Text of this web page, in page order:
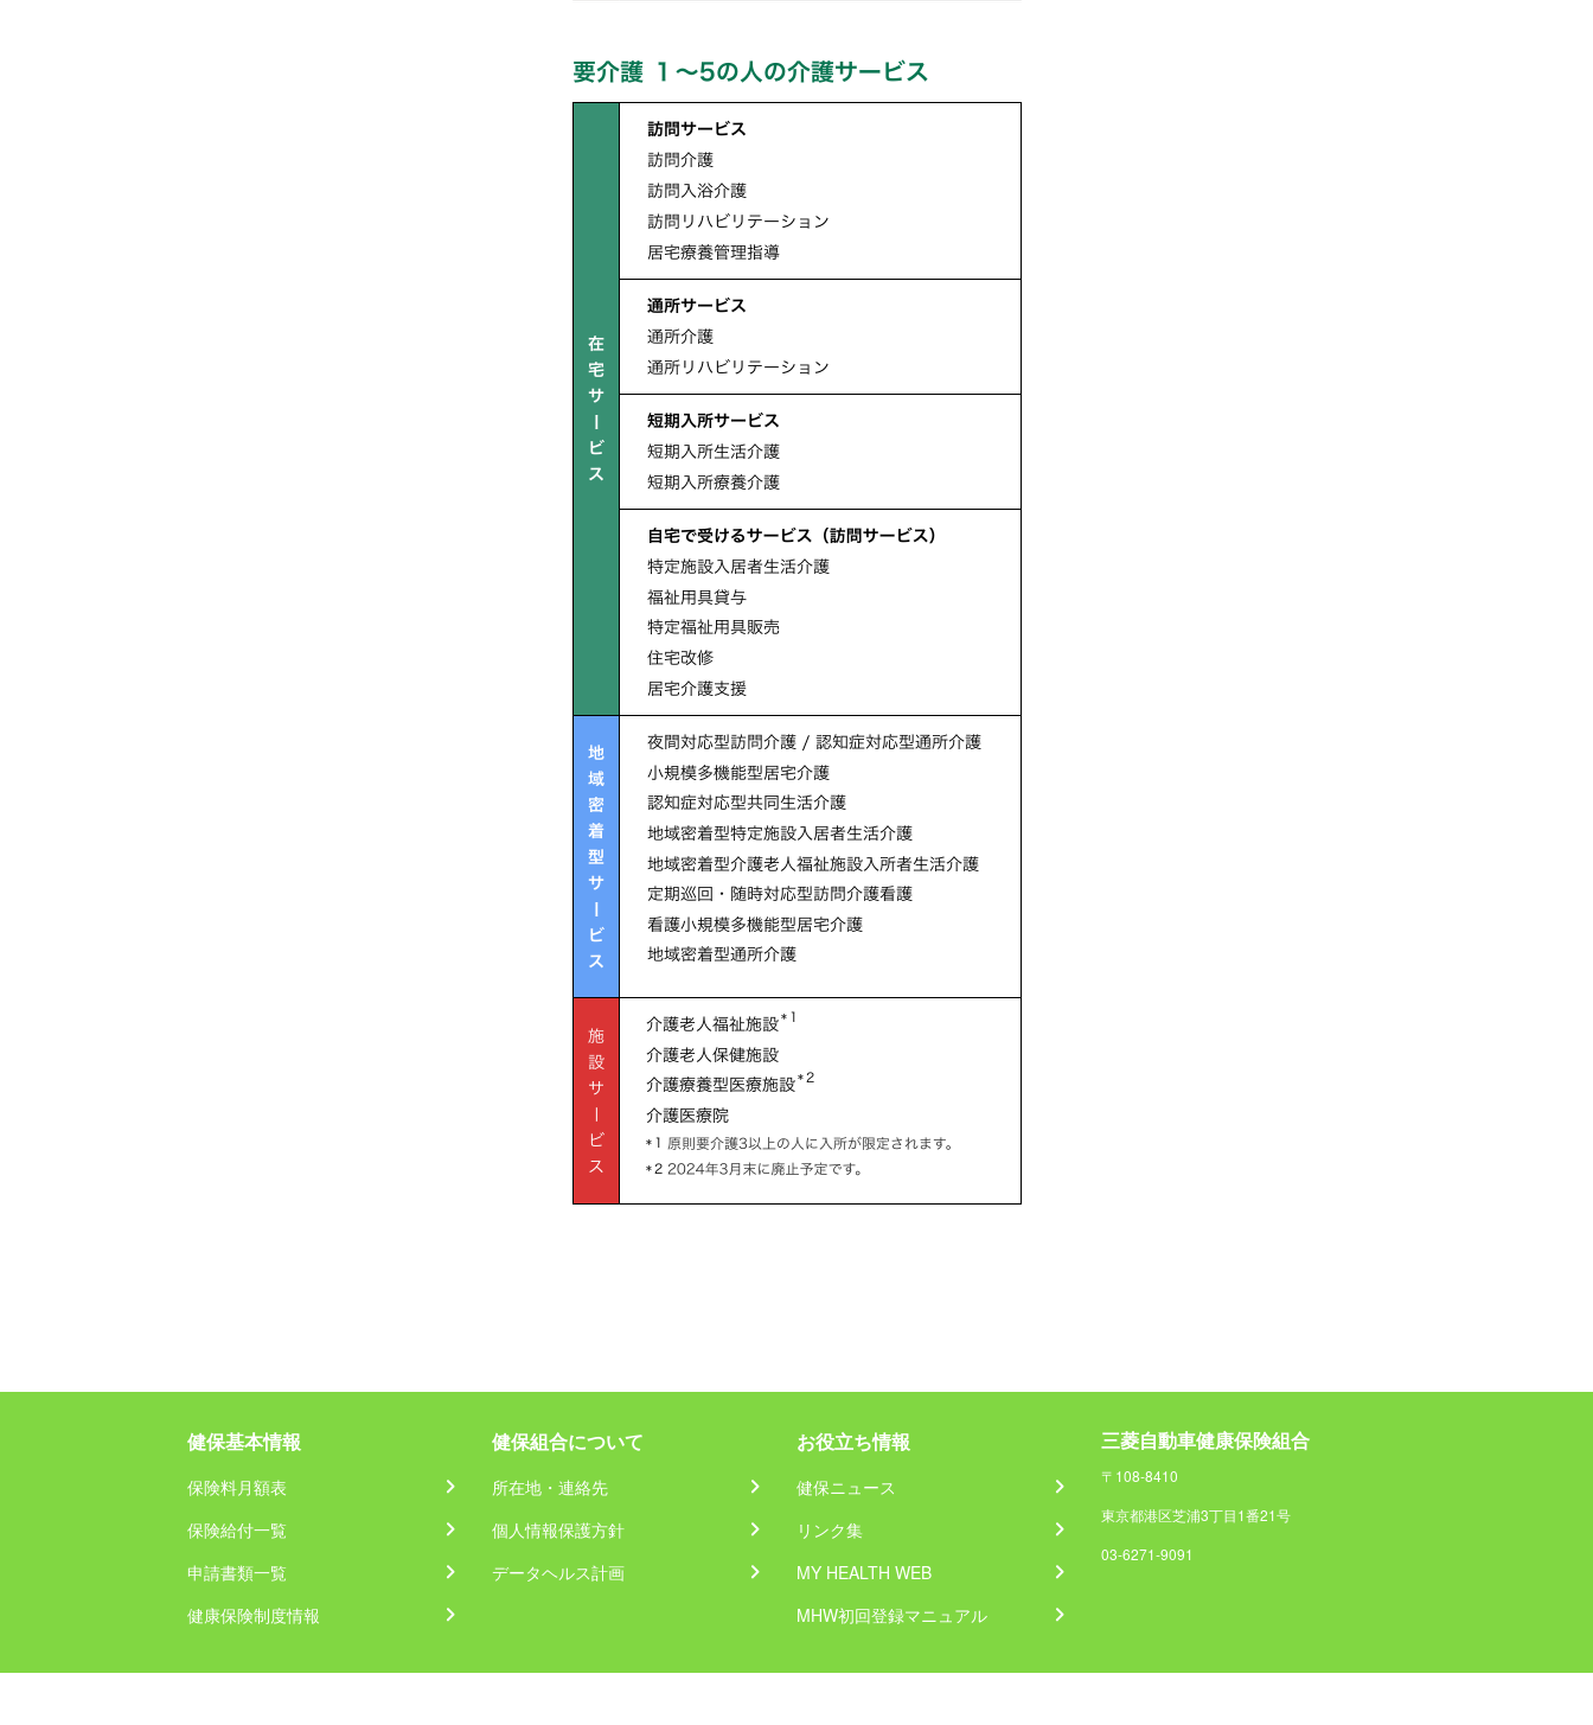
健保基本情報
保険料月額表
保険給付一覧
申請書類一覧
健康保険制度情報
健保組合について
所在地・連絡先
個人情報保護方針
データヘルス計画
お役立ち情報
健保ニュース
リンク集
MY HEALTH WEB
MHW初回登録マニュアル
三菱自動車健康保険組合
〒108-8410
東京都港区芝浦3丁目1番21号
03-6271-9091